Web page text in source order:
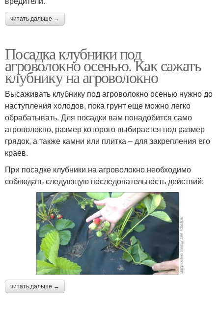
читать дальше →
Посадка клубники под
агроволокно осенью. Как сажать
клубнику на агроволокно
Высаживать клубнику под агроволокно осенью нужно до
наступления холодов, пока грунт еще можно легко
обрабатывать. Для посадки вам понадобится само
агроволокно, размер которого выбирается под размер
грядок, а также камни или плитка – для закрепления его
краев.
При посадке клубники на агроволокно необходимо
соблюдать следующую последовательность действий:
читать дальше →